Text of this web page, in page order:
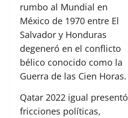
rumbo al Mundial en
México de 1970 entre El
Salvador y Honduras
degeneró en el conflicto
bélico conocido como la
Guerra de las Cien Horas.
Qatar 2022 igual presentó
fricciones políticas,